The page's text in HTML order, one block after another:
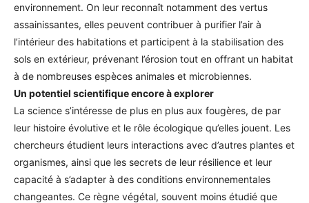
environnement. On leur reconnaît notamment des vertus
assainissantes, elles peuvent contribuer à purifier l’air à
l’intérieur des habitations et participent à la stabilisation des
sols en extérieur, prévenant l’érosion tout en offrant un habitat
à de nombreuses espèces animales et microbiennes.
Un potentiel scientifique encore à explorer
La science s’intéresse de plus en plus aux fougères, de par
leur histoire évolutive et le rôle écologique qu’elles jouent. Les
chercheurs étudient leurs interactions avec d’autres plantes et
organismes, ainsi que les secrets de leur résilience et leur
capacité à s’adapter à des conditions environnementales
changeantes. Ce règne végétal, souvent moins étudié que